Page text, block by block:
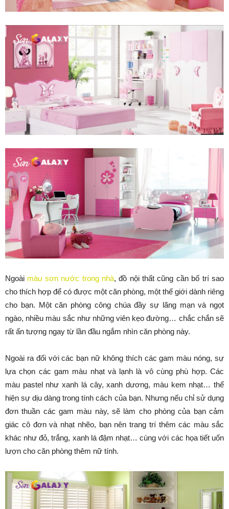
Ngoài màu sơn nước trong nhà, đồ nội thất cũng cần bố trí sao
cho thích hợp để có được một căn phòng, một thế giới dành riêng
cho bạn. Một căn phòng công chúa đầy sự lãng mạn và ngọt
ngào, nhiều màu sắc như những viên kẹo đường… chắc chắn sẽ
rất ấn tượng ngay từ lần đầu ngắm nhìn căn phòng này.
Ngoài ra đối với các bạn nữ không thích các gam màu nóng, sự
lựa chọn các gam màu nhạt và lạnh là vô cùng phù hợp. Các
màu pastel như xanh lá cây, xanh dương, màu kem nhạt… thể
hiện sự dịu dàng trong tính cách của bạn. Nhưng nếu chỉ sử dụng
đơn thuần các gam màu này, sẽ làm cho phòng của bạn cảm
giác cô đơn và nhạt nhẽo, bạn nên trang trí thêm các màu sắc
khác như đỏ, trắng, xanh lá đậm nhạt… cùng với các họa tiết uốn
lượn cho căn phòng thêm nữ tính.